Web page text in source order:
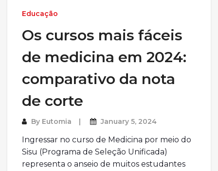
Educação
Os cursos mais fáceis
de medicina em 2024:
comparativo da nota
de corte
By Eutomia January 5, 2024
Ingressar no curso de Medicina por meio do
Sisu (Programa de Seleção Unificada)
representa o anseio de muitos estudantes